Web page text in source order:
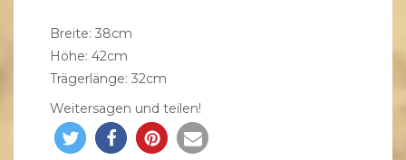
Breite: 38cm
Höhe: 42cm
Trägerlänge: 32cm
Weitersagen und teilen!